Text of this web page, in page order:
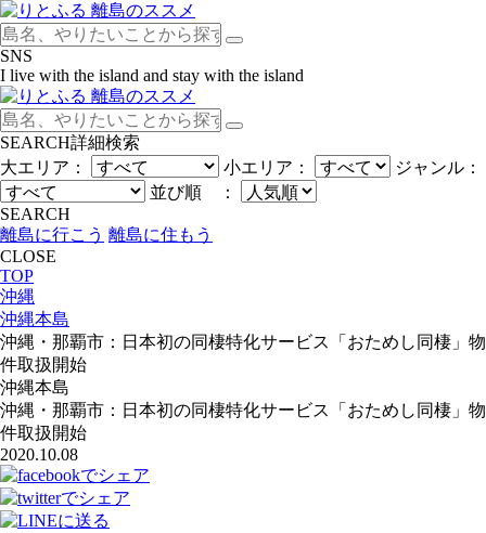
SNS
I live with the island and stay with the island
SEARCH詳細検索
大エリア：
小エリア：
ジャンル：
並び順 ：
SEARCH
離島に行こう 離島に住もう
CLOSE
TOP
沖縄
沖縄本島
沖縄・那覇市：日本初の同棲特化サービス「おためし同棲」物
件取扱開始
沖縄本島
沖縄・那覇市：日本初の同棲特化サービス「おためし同棲」物
件取扱開始
2020.10.08